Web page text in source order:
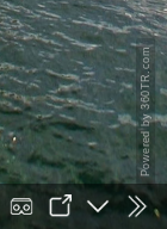
Powered by 360TR.com